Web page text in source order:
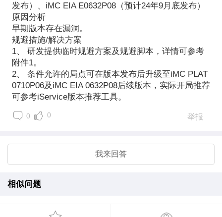
发布）、iMC EIA E0632P08（预计24年9月底发布）
原因分析
早期版本存在漏洞。
规避措施/解决方案
1、 研发提供临时规避方案及规避脚本，详情可参考
附件1。
2、 条件允许的局点可在版本发布后升级至iMC PLAT
0710P06及iMC EIA 0632P08后续版本，实际开局推荐
可参考iService版本推荐工具。
0 0 举报
我来回答
相似问题